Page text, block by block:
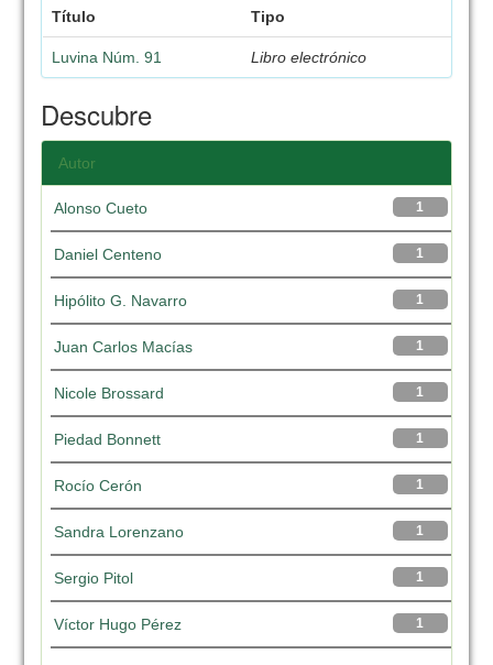
Título Tipo
Luvina Núm. 91 Libro electrónico
Descubre
Autor
1
Alonso Cueto
1
Daniel Centeno
1
Hipólito G. Navarro
1
Juan Carlos Macías
1
Nicole Brossard
1
Piedad Bonnett
1
Rocío Cerón
1
Sandra Lorenzano
1
Sergio Pitol
1
Víctor Hugo Pérez